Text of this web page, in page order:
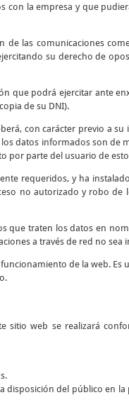
con la empresa y que
las comunicaciones
su derecho de
que podrá ejercitar ante
de su DNI).
con carácter previo a
datos informados son de
por parte del usuario de
requeridos, y ha
no autorizado y robo de
que traten los datos en
a través de red no sea
de la web. Es
sitio web se realizará
disposición del público en la